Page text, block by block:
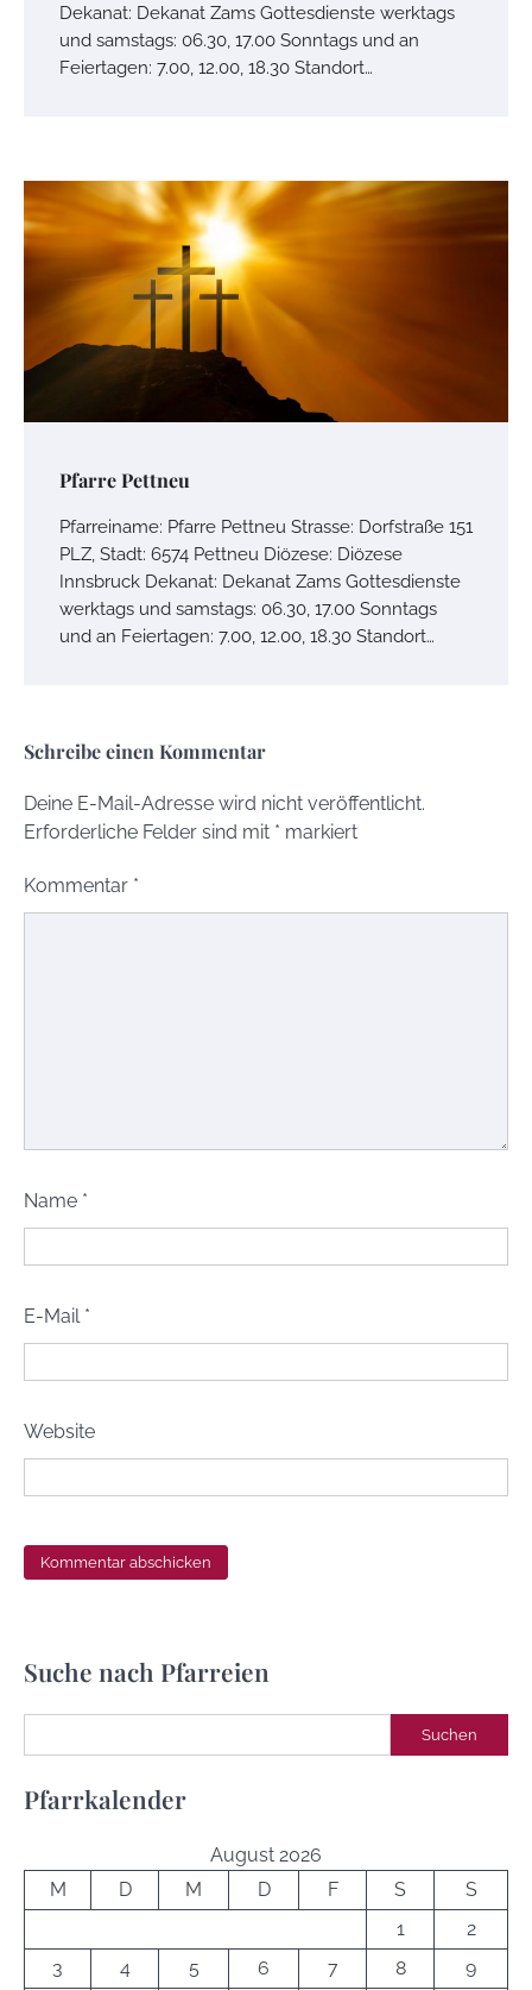
Dekanat: Dekanat Zams Gottesdienste werktags
und samstags: 06.30, 17.00 Sonntags und an
Feiertagen: 7.00, 12.00, 18.30 Standort…
Pfarre Pettneu
Pfarreiname: Pfarre Pettneu Strasse: Dorfstraße 151
PLZ, Stadt: 6574 Pettneu Diözese: Diözese
Innsbruck Dekanat: Dekanat Zams Gottesdienste
werktags und samstags: 06.30, 17.00 Sonntags
und an Feiertagen: 7.00, 12.00, 18.30 Standort…
Schreibe einen Kommentar
Deine E-Mail-Adresse wird nicht veröffentlicht.
Erforderliche Felder sind mit * markiert
Kommentar *
Name *
E-Mail *
Website
Suche nach Pfarreien
Suchen
Pfarrkalender
August 2026
M
D M D F S
S
1
2
3
4 5 6 7 8
9